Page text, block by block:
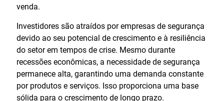
venda.
Investidores são atraídos por empresas de segurança
devido ao seu potencial de crescimento e à resiliência
do setor em tempos de crise. Mesmo durante
recessões econômicas, a necessidade de segurança
permanece alta, garantindo uma demanda constante
por produtos e serviços. Isso proporciona uma base
sólida para o crescimento de longo prazo.